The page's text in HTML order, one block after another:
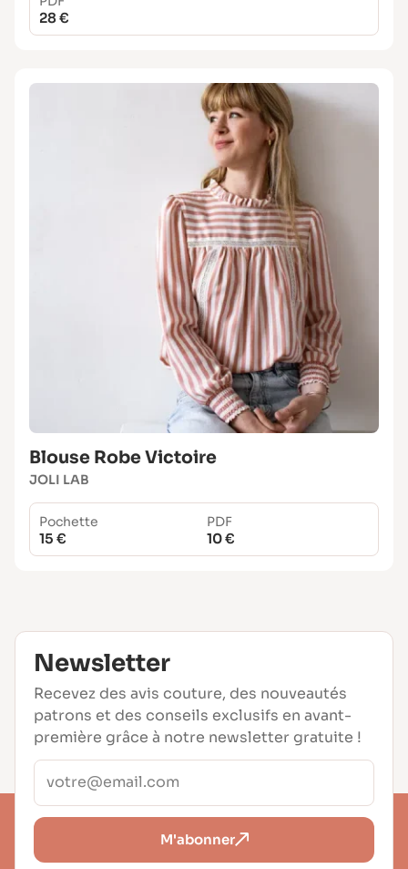
28 €
Blouse Robe Victoire
JOLI LAB
Pochette
15 €
PDF
10 €
Newsletter
Recevez des avis couture, des nouveautés
patrons et des conseils exclusifs en avant-
première grâce à notre newsletter gratuite !
M'abonner